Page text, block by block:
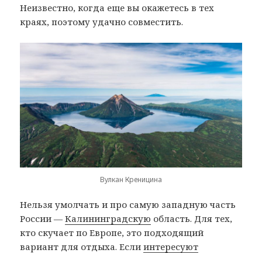
Неизвестно, когда еще вы окажетесь в тех
краях, поэтому удачно совместить.
Вулкан Креницина
Нельзя умолчать и про самую западную часть
России —Калининградскую область. Для тех,
кто скучает по Европе, это подходящий
вариант для отдыха. Еслиинтересуют